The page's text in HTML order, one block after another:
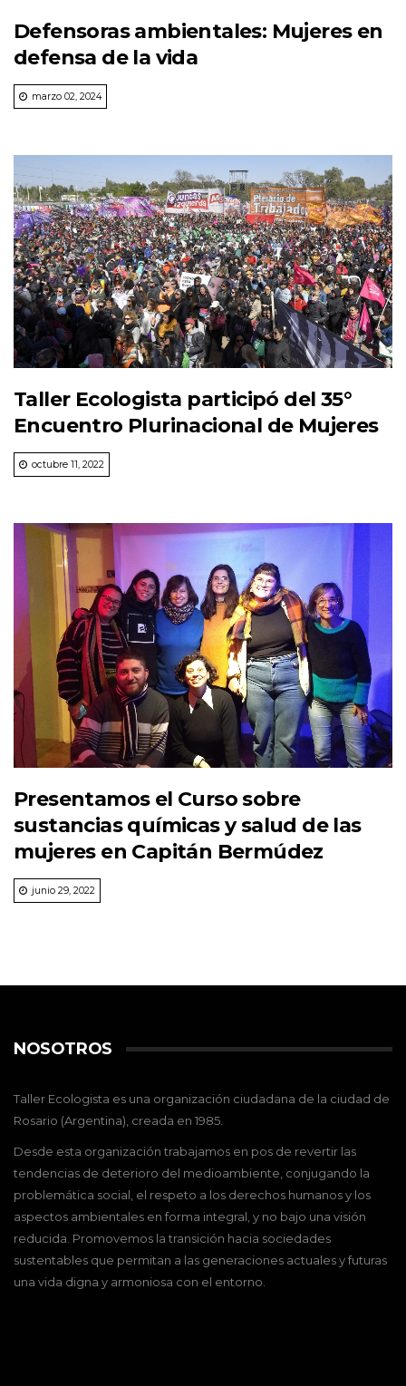
Defensoras ambientales: Mujeres en
defensa de la vida
marzo 02, 2024
Taller Ecologista participó del 35°
Encuentro Plurinacional de Mujeres
octubre 11, 2022
Presentamos el Curso sobre
sustancias químicas y salud de las
mujeres en Capitán Bermúdez
junio 29, 2022
NOSOTROS
Taller Ecologista es una organización ciudadana de la ciudad de
Rosario (Argentina), creada en 1985.
Desde esta organización trabajamos en pos de revertir las
tendencias de deterioro del medioambiente, conjugando la
problemática social, el respeto a los derechos humanos y los
aspectos ambientales en forma integral, y no bajo una visión
reducida. Promovemos la transición hacia sociedades
sustentables que permitan a las generaciones actuales y futuras
una vida digna y armoniosa con el entorno.